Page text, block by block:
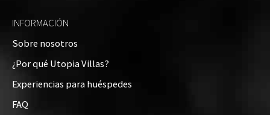
INFORMACIÓN
Sobre nosotros
¿Por qué Utopia Villas?
Experiencias para huéspedes
FAQ